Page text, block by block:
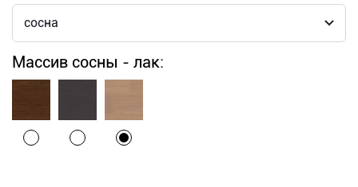
Массив сосны - лак: